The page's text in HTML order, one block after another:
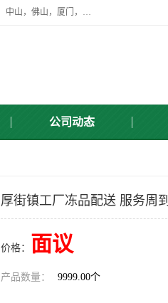
广东食安膳食管理服务有限公司是一家从事蔬菜配送、食堂承包，团餐配送的企业，本公司客户遍布东莞、深圳，广州，惠州，中山，佛山，厦门，肇庆，江门，清远等地，资质齐全，提供学校、工厂、医院、企业、地铁、大型超市、商场、单位、消防队、监狱食堂饭堂蔬菜配送，集新鲜蔬菜、新鲜肉类、粮油、瓜果 、干货 、水产、冻品、粮油、调味品、日用品、调味品及进口冷冻食品为主的原料供应商等为一体的化配送服务机构！
公司动态
厚街镇工厂冻品配送 服务周到
价格： 面议
产品数量： 9999.00个